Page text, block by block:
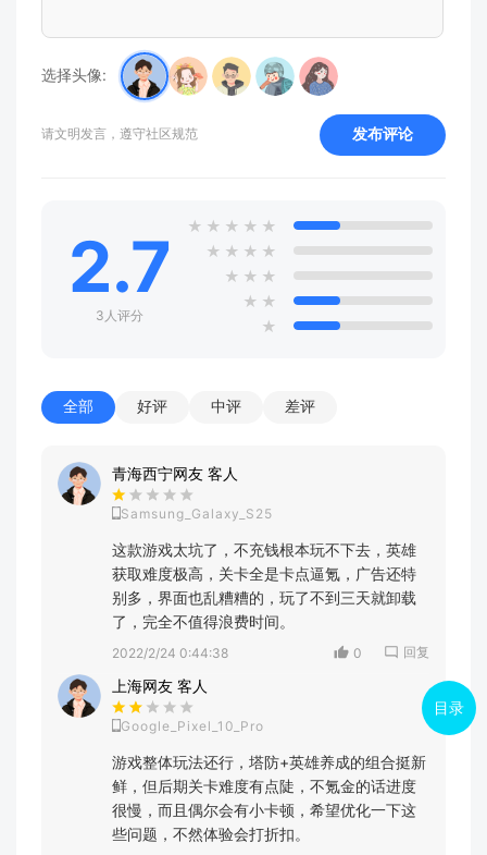
选择头像:
请文明发言，遵守社区规范 发布评论
2.7
3人评分
★ ★ ★ ★ ★
★ ★ ★ ★
★ ★ ★
★ ★
★
全部 好评 中评 差评
青海西宁网友 客人
Samsung_Galaxy_S25
这款游戏太坑了，不充钱根本玩不下去，英雄
获取难度极高，关卡全是卡点逼氪，广告还特
别多，界面也乱糟糟的，玩了不到三天就卸载
了，完全不值得浪费时间。
2022/2/24 0:44:38 0 回复
上海网友 客人
Google_Pixel_10_Pro
游戏整体玩法还行，塔防+英雄养成的组合挺新
鲜，但后期关卡难度有点陡，不氪金的话进度
很慢，而且偶尔会有小卡顿，希望优化一下这
些问题，不然体验会打折扣。
目录